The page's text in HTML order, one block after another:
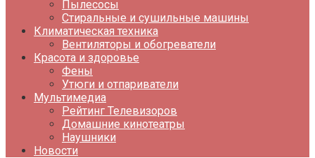
Пылесосы
Стиральные и сушильные машины
Климатическая техника
Вентиляторы и обогреватели
Красота и здоровье
Фены
Утюги и отпариватели
Мультимедиа
Рейтинг Телевизоров
Домашние кинотеатры
Наушники
Новости